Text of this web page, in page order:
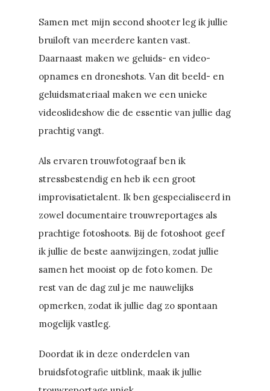
Samen met mijn second shooter leg ik jullie
bruiloft van meerdere kanten vast.
Daarnaast maken we geluids- en video-
opnames en droneshots. Van dit beeld- en
geluidsmateriaal maken we een unieke
videoslideshow die de essentie van jullie dag
prachtig vangt.
Als ervaren trouwfotograaf ben ik
stressbestendig en heb ik een groot
improvisatietalent. Ik ben gespecialiseerd in
zowel documentaire trouwreportages als
prachtige fotoshoots. Bij de fotoshoot geef
ik jullie de beste aanwijzingen, zodat jullie
samen het mooist op de foto komen. De
rest van de dag zul je me nauwelijks
opmerken, zodat ik jullie dag zo spontaan
mogelijk vastleg.
Doordat ik in deze onderdelen van
bruidsfotografie uitblink, maak ik jullie